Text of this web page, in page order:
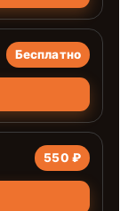
Бесплатно
550 ₽